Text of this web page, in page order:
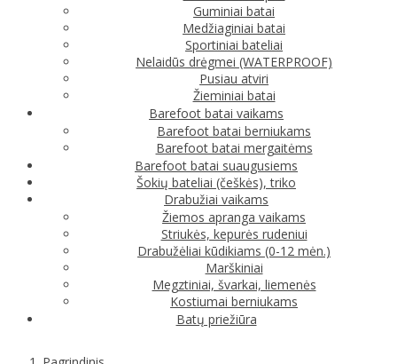
Guminiai batai
Medžiaginiai batai
Sportiniai bateliai
Nelaidūs drėgmei (WATERPROOF)
Pusiau atviri
Žieminiai batai
Barefoot batai vaikams
Barefoot batai berniukams
Barefoot batai mergaitėms
Barefoot batai suaugusiems
Šokių bateliai (češkės), triko
Drabužiai vaikams
Žiemos apranga vaikams
Striukės, kepurės rudeniui
Drabužėliai kūdikiams (0-12 mėn.)
Marškiniai
Megztiniai, švarkai, liemenės
Kostiumai berniukams
Batų priežiūra